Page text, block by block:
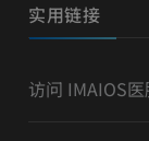
实用链接
访问 IMAIOS医